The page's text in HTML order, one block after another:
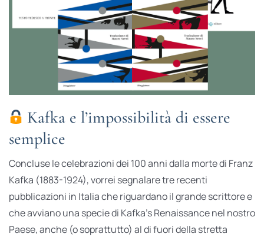
Kafka e l’impossibilità di essere
semplice
Concluse le celebrazioni dei 100 anni dalla morte di Franz
Kafka (1883-1924), vorrei segnalare tre recenti
pubblicazioni in Italia che riguardano il grande scrittore e
che avviano una specie di Kafka’s Renaissance nel nostro
Paese, anche (o soprattutto) al di fuori della stretta